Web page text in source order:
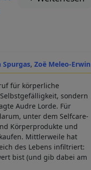
Spurgas Zoë Meleo-Erwin
für körperliche
sondern
Audre Lorde. Für
unter dem Selfcare-
Körperprodukte und
Mittlerweile hat
des Lebens infiltriert:
bist (und gib dabei am